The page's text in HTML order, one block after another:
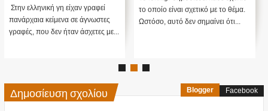
έμοιαζαν με ιερογλυφικά της
Αιγύπτου
Στην ελληνική γη είχαν γραφεί
πανάρχαια κείμενα σε άγνωστες
γραφές, που δεν ήταν άσχετες με...
το οποίο είναι σχετικό με το θέμα.
Ωστόσο, αυτό δεν σημαίνει ότι...
Δημοσίευση σχολίου Blogger Facebook